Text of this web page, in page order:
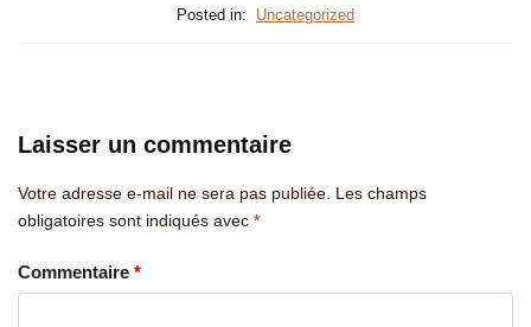
Posted in: Uncategorized
Laisser un commentaire
Votre adresse e-mail ne sera pas publiée. Les champs
obligatoires sont indiqués avec *
Commentaire *